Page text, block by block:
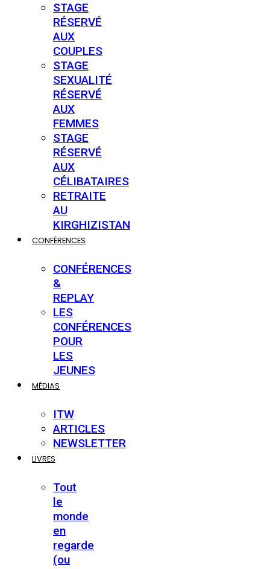
STAGE
RÉSERVÉ
AUX
COUPLES
STAGE
SEXUALITÉ
RÉSERVÉ
AUX
FEMMES
STAGE
RÉSERVÉ
AUX
CÉLIBATAIRES
RETRAITE
AU
KIRGHIZISTAN
CONFÉRENCES
CONFÉRENCES
&
REPLAY
LES
CONFÉRENCES
POUR
LES
JEUNES
MÉDIAS
ITW
ARTICLES
NEWSLETTER
LIVRES
Tout
le
monde
en
regarde
(ou